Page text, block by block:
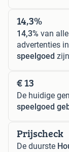
14,3%
14,3% van alle
advertenties
speelgoed
€ 13
De huidige
speelgoed
Prijscheck
De duurste